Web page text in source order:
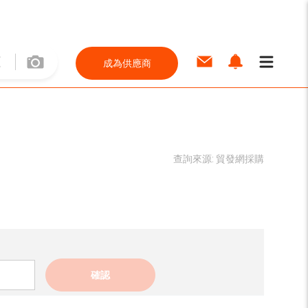
成為供應商
查詢來源: 貿發網採購
確認